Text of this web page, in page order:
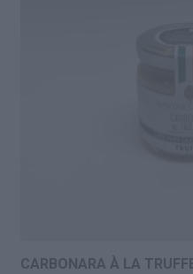
CARBONARA À LA